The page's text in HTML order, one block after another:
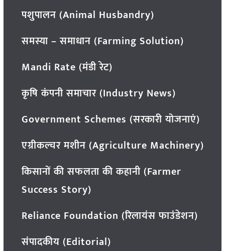
पशुपालन (Animal Husbandry)
समस्या – समाधान (Farming Solution)
Mandi Rate (मंडी रेट)
कृषि कंपनी समाचार (Industry News)
Government Schemes (सरकारी योजनाएं)
एग्रीकल्चर मशीन (Agriculture Machinery)
किसानों की सफलता की कहानी (Farmer
Success Story)
Reliance Foundation (रिलायंस फाउंडेशन)
संपादकीय (Editorial)